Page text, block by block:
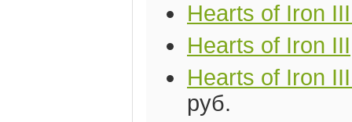
Hearts of Iron
Hearts of Iron III
Hearts of Iron
руб.